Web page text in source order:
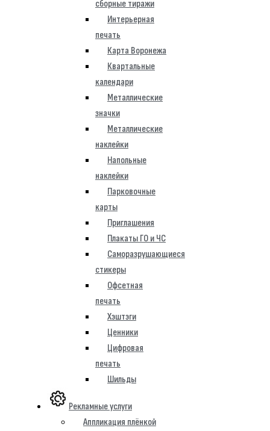
сборные тиражи
Интерьерная
печать
Карта Воронежа
Квартальные
календари
Металлические
значки
Металлические
наклейки
Напольные
наклейки
Парковочные
карты
Приглашения
Плакаты ГО и ЧС
Саморазрушающиеся
стикеры
Офсетная
печать
Хэштэги
Ценники
Цифровая
печать
Шильды
Рекламные услуги
Аппликация плёнкой